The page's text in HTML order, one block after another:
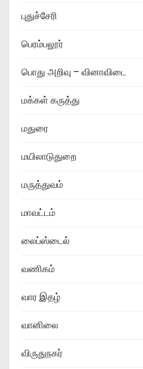
புதுச்சேரி
பெரம்பலூர்
பொது அறிவு – வினாவிடை
மக்கள் கருத்து
மதுரை
மயிலாடுதுறை
மருத்துவம்
மாவட்டம்
லைப்ஸ்டைல்
வணிகம்
வார இதழ்
வானிலை
விருதுநகர்